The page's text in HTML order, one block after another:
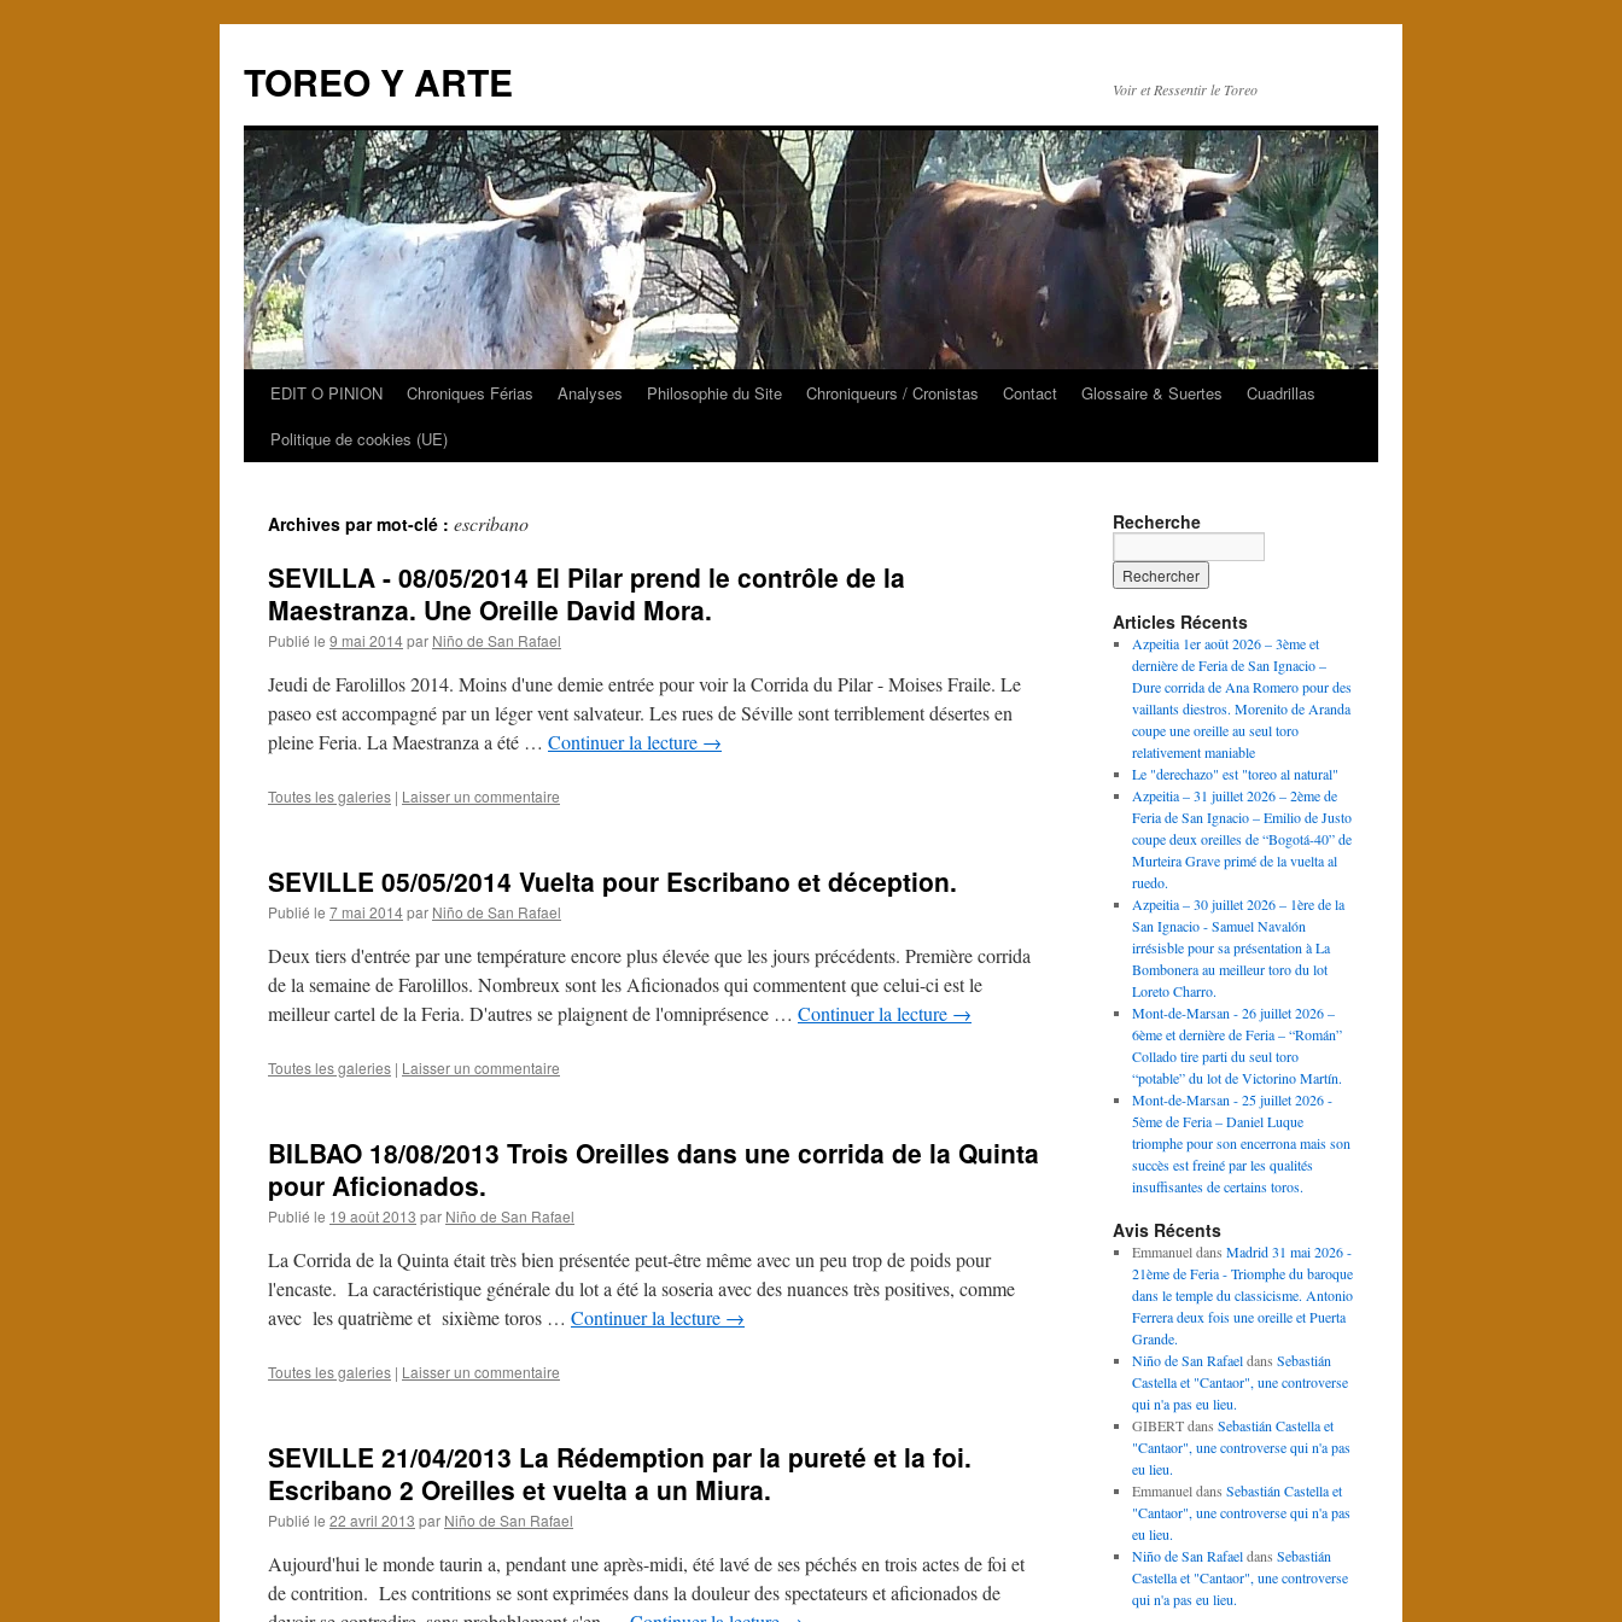
TOREO Y ARTE Voir et Ressentir le Toreo
AllerEDIT O PINION Chroniques Férias Analyses Philosophie du Site Chroniqueurs / Cronistas Contact Glossaire & Suertes
Cuadrillas
Politique de cookies (UE)
Archives par mot-clé : escribano
SEVILLA - 08/05/2014 El Pilar prend le contrôle de la
Maestranza. Une Oreille David Mora.
Publié le 9 mai 2014par Niño de San Rafael
Jeudi de Farolillos 2014. Moins d'une demie entrée pour voir la Corrida du Pilar - Moises Fraile. Le
paseo est accompagné par un léger vent salvateur. Les rues de Séville sont terriblement désertes en
pleine Feria. La Maestranza a été … Continuer la lecture →
Toutes les galeries | Laisser un commentaire
SEVILLE 05/05/2014 Vuelta pour Escribano et déception.
Publié le 7 mai 2014par Niño de San Rafael
Deux tiers d'entrée par une température encore plus élevée que les jours précédents. Première corrida
de la semaine de Farolillos. Nombreux sont les Aficionados qui commentent que celui-ci est le
meilleur cartel de la Feria. D'autres se plaignent de l'omniprésence … Continuer la lecture →
Toutes les galeries | Laisser un commentaire
BILBAO 18/08/2013 Trois Oreilles dans une corrida de la Quinta
pour Aficionados.
Publié le 19 août 2013 par Niño de San Rafael
La Corrida de la Quinta était très bien présentée peut-être même avec un peu trop de poids pour
l'encaste. La caractéristique générale du lot a été la soseria avec des nuances très positives, comme
avec les quatrième et sixième toros … Continuer la lecture →
Toutes les galeries | Laisser un commentaire
SEVILLE 21/04/2013 La Rédemption par la pureté et la foi.
Escribano 2 Oreilles et vuelta a un Miura.
Publié le 22 avril 2013 par Niño de San Rafael
Aujourd'hui le monde taurin a, pendant une après-midi, été lavé de ses péchés en trois actes de foi et
de contrition. Les contritions se sont exprimées dans la douleur des spectateurs et aficionados de
Recherche
Articles Récents
Azpeitia 1er août 2026 – 3ème et
dernière de Feria de San Ignacio –
Dure corrida de Ana Romero pour des
vaillants diestros. Morenito de Aranda
coupe une oreille au seul toro
relativement maniable
Le "derechazo" est "toreo al natural"
Azpeitia – 31 juillet 2026 – 2ème de
Feria de San Ignacio – Emilio de Justo
coupe deux oreilles de “Bogotá-40” de
Murteira Grave primé de la vuelta al
ruedo.
Azpeitia – 30 juillet 2026 – 1ère de la
San Ignacio - Samuel Navalón
irrésisble pour sa présentation à La
Bombonera au meilleur toro du lot
Loreto Charro.
Mont-de-Marsan - 26 juillet 2026 –
6ème et dernière de Feria – “Román”
Collado tire parti du seul toro
“potable” du lot de Victorino Martín.
Mont-de-Marsan - 25 juillet 2026 -
5ème de Feria – Daniel Luque
triomphe pour son encerrona mais son
succès est freiné par les qualités
insuffisantes de certains toros.
Avis Récents
Emmanueldans Madrid 31 mai 2026 -
21ème de Feria - Triomphe du baroque
dans le temple du classicisme. Antonio
Ferrera deux fois une oreille et Puerta
Grande.
Niño de San Rafaeldans Sebastián
Castella et "Cantaor", une controverse
qui n'a pas eu lieu.
GIBERTdans Sebastián Castella et
"Cantaor", une controverse qui n'a pas
eu lieu.
Emmanueldans Sebastián Castella et
"Cantaor", une controverse qui n'a pas
eu lieu.
Niño de San Rafaeldans Sebastián
Castella et "Cantaor", une controverse
qui n'a pas eu lieu.